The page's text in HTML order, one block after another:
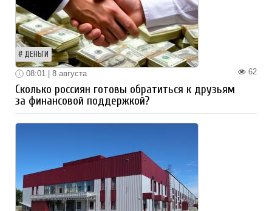
ДЕНЬГИ
62
08:01 | 8 августа
Сколько россиян готовы обратиться к друзьям
за финансовой поддержкой?